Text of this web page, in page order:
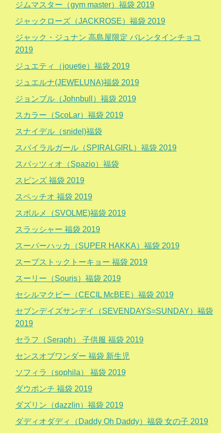
ジムマスター（gym master）福袋 2019
ジャックローズ（JACKROSE）福袋 2019
ジャック・ジュナン 高島屋限定 バレンタインチョコ
2019
ジュエティ（jouetie）福袋 2019
ジュエルナ(JEWELUNA)福袋 2019
ジョンブル（Johnbull）福袋 2019
スカラー（ScoLar）福袋 2019
スナイデル（snidel)福袋
スパイラルガール（SPIRALGIRL）福袋 2019
スパッツィオ（Spazio）福袋
スピンズ 福袋 2019
スペッチオ 福袋 2019
スボルメ（SVOLME)福袋 2019
スラッシャー 福袋 2019
スーパーハッカ（SUPER HAKKA）福袋 2019
スープストックトーキョー 福袋 2019
スーリー（Souris）福袋 2019
セシルマクビー（CECIL McBEE）福袋 2019
セブンデイズサンデイ（SEVENDAYS=SUNDAY）福袋
2019
セラフ（Seraph） 子供服 福袋 2019
センスオブワンダー 福袋 新生児
ソフィラ（sophila） 福袋 2019
ダウポンチ 福袋 2019
ダズリン（dazzlin）福袋 2019
ダディオダディ（Daddy Oh Daddy）福袋 女の子 2019